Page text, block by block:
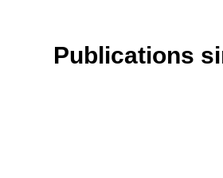
Publications